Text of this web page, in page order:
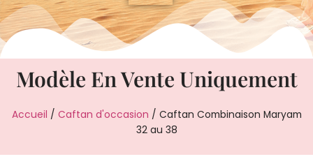
Modèle En Vente Uniquement
Accueil / Caftan d'occasion / Caftan Combinaison Maryam
32 au 38